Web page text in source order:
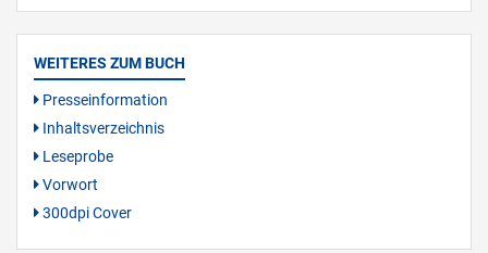
WEITERES ZUM BUCH
Presseinformation
Inhaltsverzeichnis
Leseprobe
Vorwort
300dpi Cover